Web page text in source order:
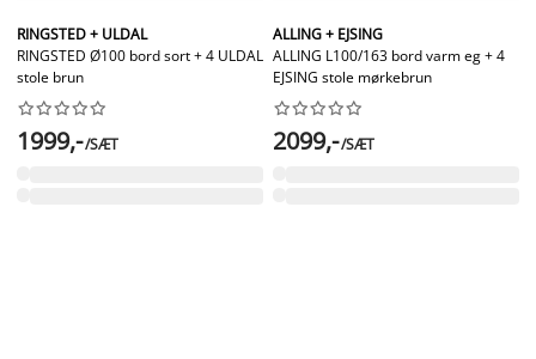
RINGSTED + ULDAL
RINGSTED Ø100 bord sort + 4 ULDAL
stole brun






1999,-/SÆT
ALLING + EJSING
ALLING L100/163 bord varm eg + 4
EJSING stole mørkebrun






2099,-/SÆT